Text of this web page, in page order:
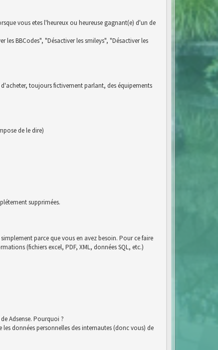
vous etes l'heureux ou heureuse gagnant(e) d'un de
BBCodes", "Désactiver les smileys", "Désactiver les
toujours fictivement parlant, des équipements
de le dire)
supprimées.
parce que vous en avez besoin. Pour ce faire
(fichiers excel, PDF, XML, données SQL, etc.)
Adsense. Pourquoi ?
données personnelles des internautes (donc vous) de